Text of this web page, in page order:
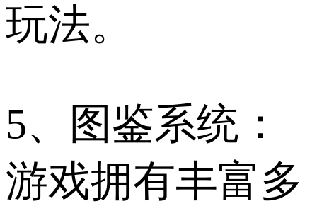
玩法。
5、图鉴系统：
游戏拥有丰富多